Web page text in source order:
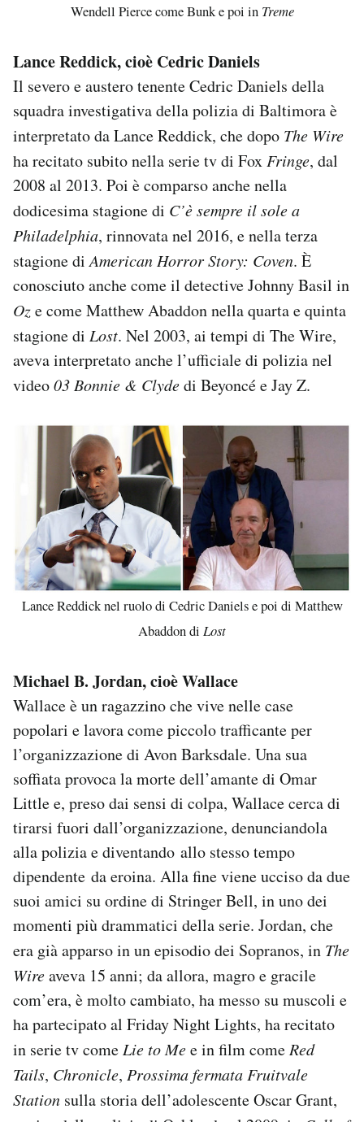
Wendell Pierce come Bunk e poi in Treme
Lance Reddick, cioè Cedric Daniels
Il severo e austero tenente Cedric Daniels della
squadra investigativa della polizia di Baltimora è
interpretato da Lance Reddick, che dopo The Wire
ha recitato subito nella serie tv di FoxFringe, dal
2008 al 2013. Poi è comparso anche nella
dodicesima stagione di C’è sempre il sole a
Philadelphia, rinnovata nel 2016, e nella terza
stagione diAmerican Horror Story: Coven. È
conosciuto anche come il detective Johnny Basil in
Oze come Matthew Abaddon nella quarta e quinta
stagione di Lost. Nel 2003, ai tempi di The Wire,
aveva interpretato anche l’ufficiale di polizia nel
video03 Bonnie & Clydedi Beyoncé e Jay Z.
Lance Reddick nel ruolo di Cedric Daniels e poi di Matthew
Abaddon di Lost
Michael B. Jordan, cioè Wallace
Wallace è un ragazzino che vive nelle case
popolari e lavora come piccolo trafficante per
l’organizzazione di Avon Barksdale. Una sua
soffiata provoca la morte dell’amante di Omar
Little e, preso dai sensi di colpa, Wallace cerca di
tirarsi fuori dall’organizzazione, denunciandola
alla polizia e diventando allo stesso tempo
dipendente da eroina. Alla fine viene ucciso da due
suoi amici su ordine di Stringer Bell, in uno dei
momenti più drammatici della serie. Jordan, che
era già apparso in un episodio dei Sopranos, in The
Wireaveva 15 anni; da allora, magro e gracile
com’era, è molto cambiato, ha messo su muscoli e
ha partecipato al Friday Night Lights, ha recitato
in serie tv comeLie to Mee in film comeRed
Tails, Chronicle, Prossima fermata Fruitvale
Station sulla storia dell’adolescente Oscar Grant,